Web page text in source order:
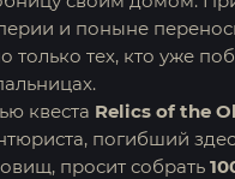
и поныне
только тех, кто уже
квеста Relics of the
погибший
просит собрать